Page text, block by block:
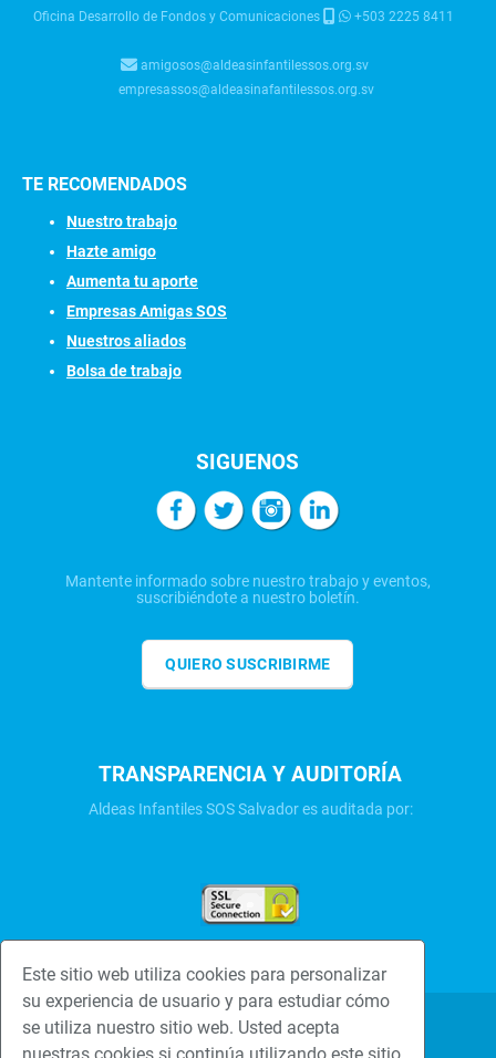
Este sitio web utiliza cookies para personalizar
su experiencia de usuario y para estudiar cómo
se utiliza nuestro sitio web. Usted acepta
Oficina Desarrollo de Fondos y Comunicaciones
+503 2225 8411
amigosos@aldeasinfantilessos.org.sv
empresassos@aldeasinafantilessos.org.sv
TE RECOMENDADOS
Nuestro trabajo
Hazte amigo
Aumenta tu aporte
Empresas Amigas SOS
Nuestros aliados
Bolsa de trabajo
SIGUENOS
Mantente informado sobre nuestro trabajo y eventos,
suscribiéndote a nuestro boletín.
QUIERO SUSCRIBIRME
TRANSPARENCIA Y AUDITORÍA
Aldeas Infantiles SOS Salvador es auditada por:
Una familia hace la
Politica de